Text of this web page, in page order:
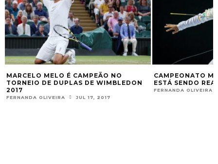
MARCELO MELO É CAMPEÃO NO
TORNEIO DE DUPLAS DE WIMBLEDON
2017
FERNANDA OLIVEIRA JUL 17, 2017
CAMPEONATO
ESTÁ SENDO
FERNANDA OLIVEIRA